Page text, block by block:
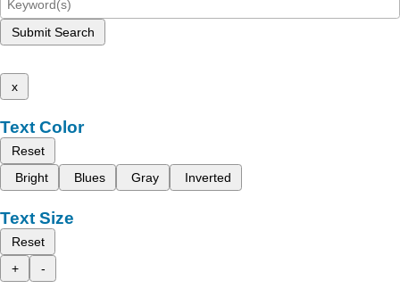
Submit Search
x
Text Color
Reset
Bright
Blues Gray Inverted
Text Size
Reset
+
-